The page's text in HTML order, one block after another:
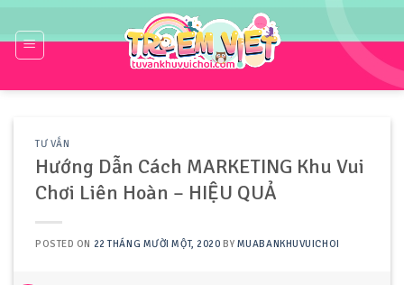
content
TƯ VẤN
Hướng Dẫn Cách MARKETING Khu Vui
Chơi Liên Hoàn – HIỆU QUẢ
POSTED ON 22 THÁNG MƯỜI MỘT, 2020 BY MUABANKHUVUICHOI